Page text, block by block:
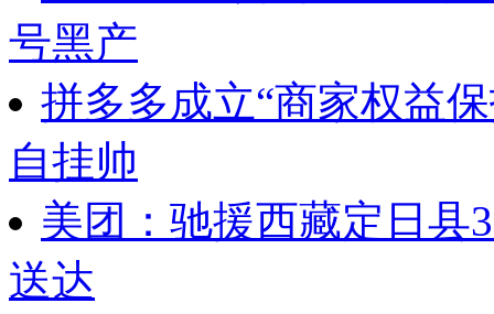
号黑产
拼多多成立“商家权益
自挂帅
美团：驰援西藏定日县
送达